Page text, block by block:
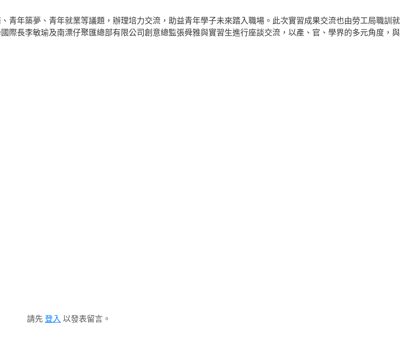
青年築夢、青年就業等議題，辦理培力交流，助益青年學子未來踏入職場。此次實習成果交流也由勞工局職訓就
際長李敏瑜及南漂仔聚匯總部有限公司創意總監張舜雅與實習生進行座談交流，以產、官、學界的多元角度，與
請先 登入 以發表留言。